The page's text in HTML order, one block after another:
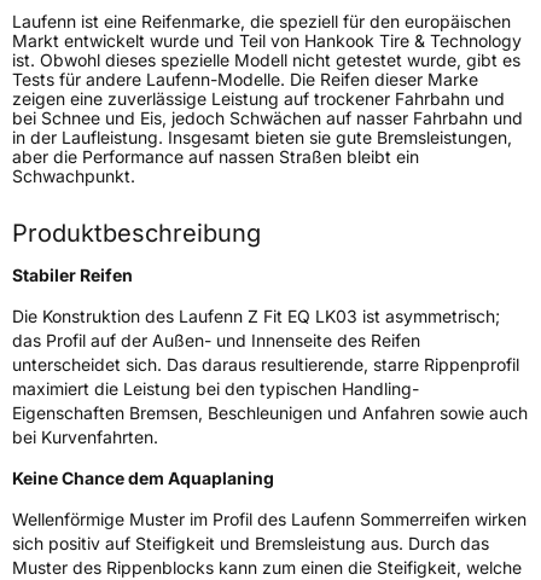
Gewicht (in kg)12,34 kg
Generelle Merkmale
FahrzeugtypPKW
VerwendungSommerreifen
ModellnameZ Fit EQ LK03
Fahrzeugart
PKW & SUV
Weitere Eigenschaften
SchlauchtypTL
Zustand Neureifen
Felgenschutz FP
Laufenn ist eine Reifenmarke, die speziell für den europäischen
Markt entwickelt wurde und Teil von Hankook Tire & Technology
ist. Obwohl dieses spezielle Modell nicht getestet wurde, gibt es
Tests für andere Laufenn-Modelle. Die Reifen dieser Marke
zeigen eine zuverlässige Leistung auf trockener Fahrbahn und
bei Schnee und Eis, jedoch Schwächen auf nasser Fahrbahn und
in der Laufleistung. Insgesamt bieten sie gute Bremsleistungen,
aber die Performance auf nassen Straßen bleibt ein
Schwachpunkt.
Produktbeschreibung
Stabiler Reifen
Die Konstruktion des Laufenn Z Fit EQ LK03 ist asymmetrisch;
das Profil auf der Außen- und Innenseite des Reifen
unterscheidet sich. Das daraus resultierende, starre Rippenprofil
maximiert die Leistung bei den typischen Handling-
Eigenschaften Bremsen, Beschleunigen und Anfahren sowie auch
bei Kurvenfahrten.
Keine Chance dem Aquaplaning
Wellenförmige Muster im Profil des Laufenn Sommerreifen wirken
sich positiv auf Steifigkeit und Bremsleistung aus. Durch das
Muster des Rippenblocks kann zum einen die Steifigkeit, welche